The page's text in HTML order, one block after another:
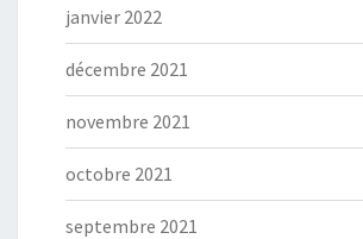
janvier 2022
décembre 2021
novembre 2021
octobre 2021
septembre 2021